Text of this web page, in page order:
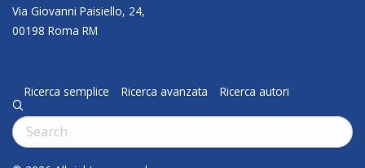
Via Giovanni Paisiello, 24,
00198 Roma RM
Ricerca semplice Ricerca avanzata Ricerca autori
q
Cerca: